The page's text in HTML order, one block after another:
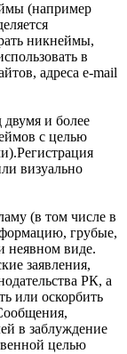
(например
никнеймы,
в
адреса e-mail
двумя и более
с целью
визуально
(в том числе в
гpубые,
неявном виде.
заявления,
РК, а
или оскорбить
в заблуждение
целью